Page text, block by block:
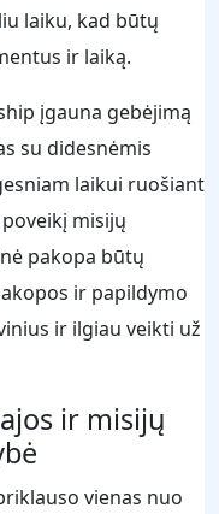
laiku, kad būtų
ir laiką.
įgauna gebėjimą
su didesnėmis
laikui ruošiant
misijų
pakopa būtų
ir papildymo
ir ilgiau veikti už
ir misijų
vienas nuo